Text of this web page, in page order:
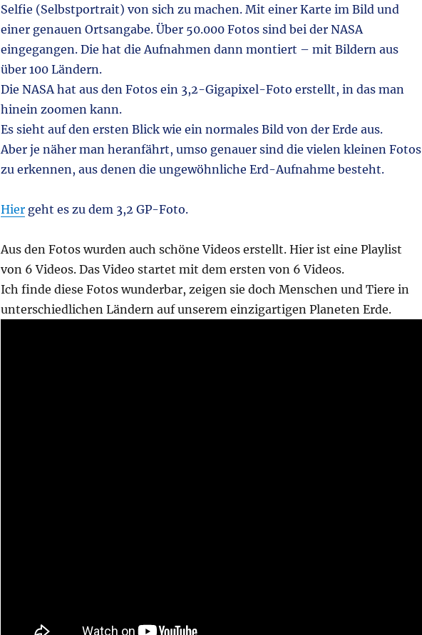
Selfie (Selbstportrait) von sich zu machen. Mit einer Karte im Bild und
einer genauen Ortsangabe. Über 50.000 Fotos sind bei der NASA
eingegangen. Die hat die Aufnahmen dann montiert – mit Bildern aus
über 100 Ländern.
Die NASA hat aus den Fotos ein 3,2-Gigapixel-Foto erstellt, in das man
hinein zoomen kann.
Es sieht auf den ersten Blick wie ein normales Bild von der Erde aus.
Aber je näher man heranfährt, umso genauer sind die vielen kleinen Fotos
zu erkennen, aus denen die ungewöhnliche Erd-Aufnahme besteht.
Hiergeht es zu dem 3,2 GP-Foto.
Aus den Fotos wurden auch schöne Videos erstellt. Hier ist eine Playlist
von 6 Videos. Das Video startet mit dem ersten von 6 Videos.
Ich finde diese Fotos wunderbar, zeigen sie doch Menschen und Tiere in
unterschiedlichen Ländern auf unserem einzigartigen Planeten Erde.